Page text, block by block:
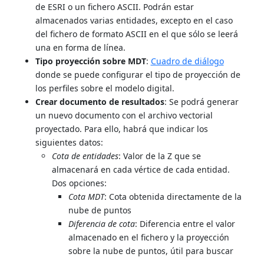
de ESRI o un fichero ASCII. Podrán estar
almacenados varias entidades, excepto en el caso
del fichero de formato ASCII en el que sólo se leerá
una en forma de línea.
Tipo proyección sobre MDT: Cuadro de diálogo
donde se puede configurar el tipo de proyección de
los perfiles sobre el modelo digital.
Crear documento de resultados: Se podrá generar
un nuevo documento con el archivo vectorial
proyectado. Para ello, habrá que indicar los
siguientes datos:
Cota de entidades: Valor de la Z que se
almacenará en cada vértice de cada entidad.
Dos opciones:
Cota MDT: Cota obtenida directamente de la
nube de puntos
Diferencia de cota: Diferencia entre el valor
almacenado en el fichero y la proyección
sobre la nube de puntos, útil para buscar